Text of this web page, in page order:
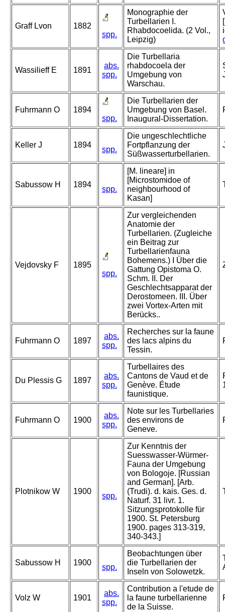
Graff Lvon
1882
spp.
Monographie der
Turbellarien I.
Rhabdocoelida. (2 Vol.,
Leipzig)
Wassilieff E 1891
abs.
spp.
Die Turbellaria
rhabdocoela der
Umgebung von
Warschau.
Fuhrmann O
1894
spp.
Die Turbellarien der
Umgebung von Basel.
Inaugural-Dissertation.
Keller J 1894
spp.
Die ungeschlechtliche
Fortpflanzung der
Süßwasserturbellarien.
Sabussow H 1894
spp.
[M. lineare] in
[Microstomidoe of
neighbourhood of
Kasan]
Vejdovsky F
1895
spp.
Zur vergleichenden
Anatomie der
Turbellarien. (Zugleiche
ein Beitrag zur
Turbellarienfauna
Bohemens.) I Über die
Gattung Opistoma O.
Schm. II. Der
Geschlechtsapparat der
Derostomeen. III. Über
zwei Vortex-Arten mit
Berücks..
Fuhrmann O 1897
abs.
spp.
Recherches sur la faune
des lacs alpins du
Tessin.
Du Plessis G 1897
abs.
spp.
Turbellaires des
Cantons de Vaud et de
Genève. Étude
faunistique.
Fuhrmann O 1900
abs.
spp.
Note sur les Turbellaries
des environs de
Geneve.
Plotnikow W 1900
spp.
Zur Kenntnis der
Suesswasser-Würmer-
Fauna der Umgebung
von Bologoje. [Russian
and German]. [Arb.
(Trudi). d. kais. Ges. d.
Naturf. 31 livr. 1.
Sitzungsprotokolle für
1900. St. Petersburg
1900. pages 313-319,
340-343.]
Sabussow H 1900
spp.
Beobachtungen über
die Turbellarien der
Inseln von Solowetzk.
Volz W 1901
abs.
spp.
Contribution a l'etude de
la faune turbellarienne
de la Suisse.